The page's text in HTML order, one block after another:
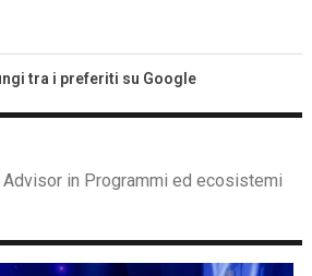
tra i preferiti su Google
Advisor in Programmi ed ecosistemi